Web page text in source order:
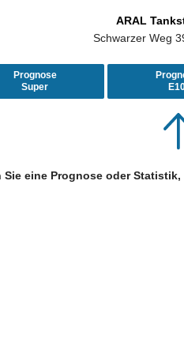
ARAL
Schwarzer Weg
Prognose
Super
Sie eine Prognose oder